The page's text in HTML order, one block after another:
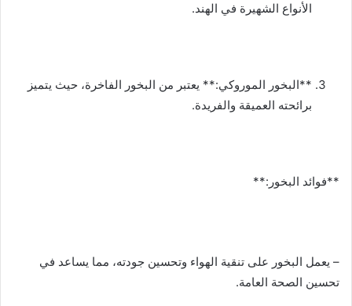
الأنواع الشهيرة في الهند.
**البخور الموروكي:** يعتبر من البخور الفاخرة، حيث يتميز
برائحته العميقة والفريدة.
**فوائد البخور:**
– يعمل البخور على تنقية الهواء وتحسين جودته، مما يساعد في
تحسين الصحة العامة.